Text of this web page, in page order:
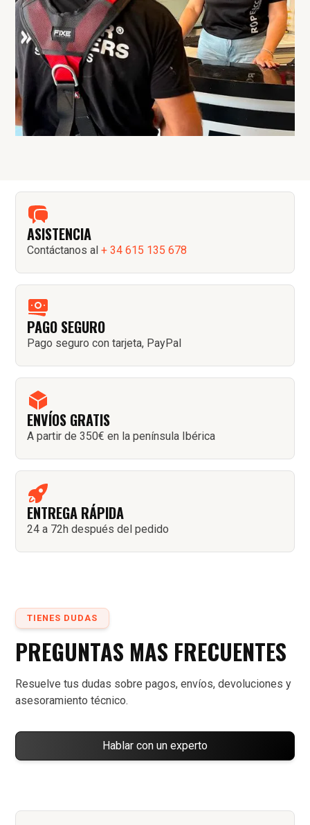
ASISTENCIA
Contáctanos al+ 34 615 135 678
PAGO SEGURO
Pago seguro con tarjeta, PayPal
ENVÍOS GRATIS
A partir de 350€ en la península Ibérica
ENTREGA RÁPIDA
24 a 72h después del pedido
TIENES DUDAS
PREGUNTAS MAS FRECUENTES
Resuelve tus dudas sobre pagos, envíos, devoluciones y
asesoramiento técnico.
Hablar con un experto